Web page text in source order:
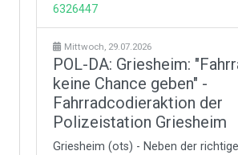
6326447
Mittwoch, 29.07.2026
POL-DA: Griesheim:
keine Chance geben" -
Fahrradcodieraktion der
Polizeistation Griesheim
Griesheim (ots) - Neben der